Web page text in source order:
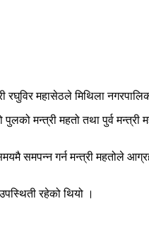
रघुविर महासेठले मिथिला
मन्त्री महतो तथा पुर्व
समपन्न गर्न मन्त्री महतोले
रहेको थियो ।